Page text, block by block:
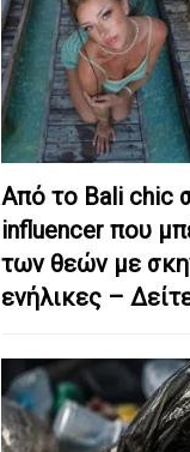
Από το Bali chic
influencer που
των θεών με
ενήλικες –